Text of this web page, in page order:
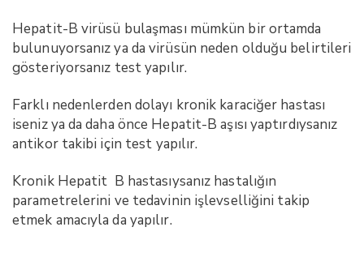
Hepatit-B virüsü bulaşması mümkün bir ortamda
bulunuyorsanız ya da virüsün neden olduğu belirtileri
gösteriyorsanız test yapılır.
Farklı nedenlerden dolayı kronik karaciğer hastası
iseniz ya da daha önce Hepatit-B aşısı yaptırdıysanız
antikor takibi için test yapılır.
Kronik Hepatit B hastasıysanız hastalığın
parametrelerini ve tedavinin işlevselliğini takip
etmek amacıyla da yapılır.